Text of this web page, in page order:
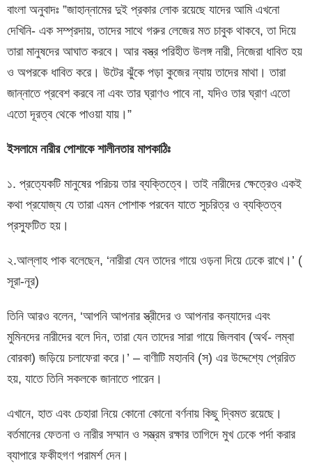
বাংলা অনুবাদঃ ”জাহান্নামের দুই প্রকার লোক রয়েছে যাদের আমি এখনো
দেখিনি- এক সম্প্রদায়, তাদের সাথে গরুর লেজের মত চাবুক থাকবে, তা দিয়ে
তারা মানুষদের আঘাত করবে। আর বস্ত্র পরিহীত উলঙ্গ নারী, নিজেরা ধাবিত হয়
ও অপরকে ধাবিত করে। উটের ঝুঁকে পড়া কুজের ন্যায় তাদের মাথা। তারা
জান্নাতে প্রবেশ করবে না এবং তার ঘ্রাণও পাবে না, যদিও তার ঘ্রাণ এতো
এতো দূরত্ব থেকে পাওয়া যায়।”
ইসলামে নারীর পোশাকে শালীনতার মাপকাঠিঃ
১. প্রত্যেকটি মানুষের পরিচয় তার ব্যক্তিত্বে। তাই নারীদের ক্ষেত্রেও একই
কথা প্রযোজ্য যে তারা এমন পোশাক পরবেন যাতে সুচরিত্র ও ব্যক্তিত্ব
প্রস্ফুটিত হয়।
২.আল্লাহ পাক বলেছেন, ‘নারীরা যেন তাদের গায়ে ওড়না দিয়ে ঢেকে রাখে।’ (
সূরা-নূর)
তিনি আরও বলেন, ‘আপনি আপনার স্ত্রীদের ও আপনার কন্যাদের এবং
মুমিনদের নারীদের বলে দিন, তারা যেন তাদের সারা গায়ে জিলবাব (অর্থ- লম্বা
বোরকা) জড়িয়ে চলাফেরা করে।’ – বাণীটি মহানবি (স) এর উদ্দেশ্যে প্রেরিত
হয়, যাতে তিনি সকলকে জানাতে পারেন।
এখানে, হাত এবং চেহারা নিয়ে কোনো কোনো বর্ণনায় কিছু দ্বিমত রয়েছে।
বর্তমানের ফেতনা ও নারীর সম্মান ও সম্ভ্রম রক্ষার তাগিদে মুখ ঢেকে পর্দা করার
ব্যাপারে ফকীহগণ পরামর্শ দেন।